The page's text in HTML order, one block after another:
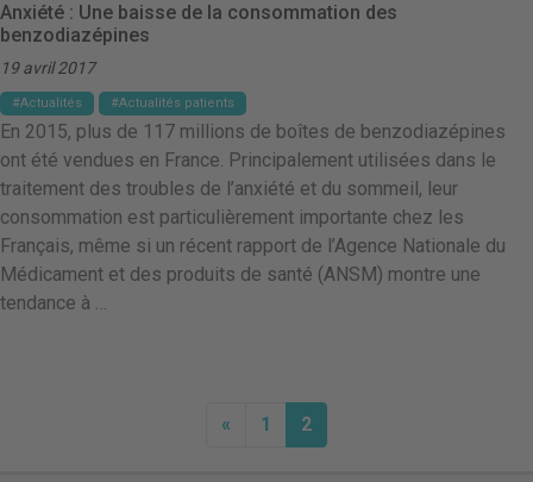
Anxiété : Une baisse de la consommation des
benzodiazépines
19 avril 2017
Actualités Actualités patients
En 2015, plus de 117 millions de boîtes de benzodiazépines
ont été vendues en France. Principalement utilisées dans le
traitement des troubles de l’anxiété et du sommeil, leur
consommation est particulièrement importante chez les
Français, même si un récent rapport de l’Agence Nationale du
Médicament et des produits de santé (ANSM) montre une
tendance à …
« 1 2